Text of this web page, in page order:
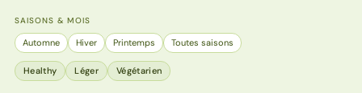
SAISONS & MOIS
Automne Hiver Printemps Toutes saisons
Healthy Léger Végétarien